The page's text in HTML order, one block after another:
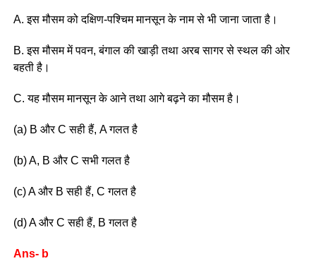
A. इस मौसम को दक्षिण-पश्चिम मानसून के नाम से भी जाना जाता है।
B. इस मौसम में पवन, बंगाल की खाड़ी तथा अरब सागर से स्थल की ओर
बहती है।
C. यह मौसम मानसून के आने तथा आगे बढ़ने का मौसम है।
(a) B और C सही हैं, A गलत है
(b) A, B और C सभी गलत है
(c) A और B सही हैं, C गलत है
(d) A और C सही हैं, B गलत है
Ans- b